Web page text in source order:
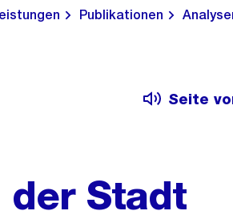
Publikationen
Seite
der Stadt